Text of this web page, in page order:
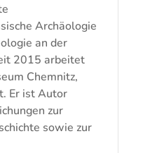
Archäologie
an der
2015 arbeitet
Chemnitz,
Er ist Autor
zur
sowie zur